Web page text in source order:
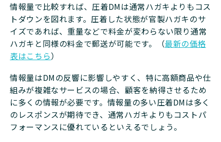
情報量で比較すれば、圧着DMは通常ハガキよりもコス
トダウンを図れます。圧着した状態が官製ハガキのサ
イズであれば、重量などで料金が変わらない限り通常
ハガキと同様の料金で郵送が可能です。（最新の価格
表はこちら）
情報量はDMの反響に影響しやすく、特に高額商品や仕
組みが複雑なサービスの場合、顧客を納得させるため
に多くの情報が必要です。情報量の多い圧着DMは多く
のレスポンスが期待でき、通常ハガキよりもコストパ
フォーマンスに優れているといえるでしょう。